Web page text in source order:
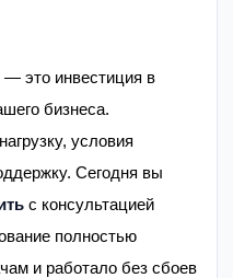
это инвестиция в
бизнеса.
условия
Сегодня вы
с консультацией
полностью
и работало без сбоев